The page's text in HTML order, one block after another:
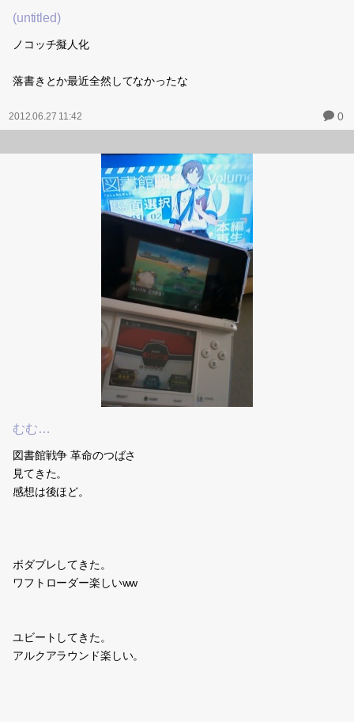
(untitled)
ノコッチ擬人化
落書きとか最近全然してなかったな
2012.06.27 11:42 0